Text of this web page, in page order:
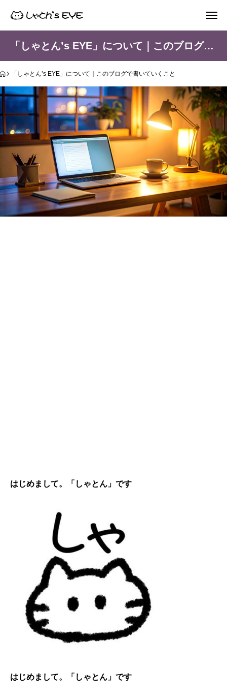
「しゃとん’s EYE」について｜このブログで書いていくこと
「しゃとん’s EYE」について｜このブログで書いていくこと
はじめまして。「しゃとん」です
はじめまして。「しゃとん」です